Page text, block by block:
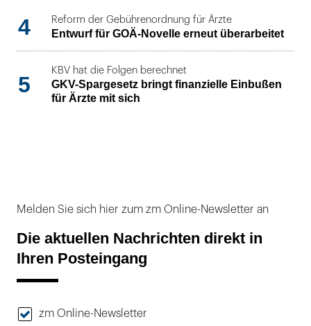
4 Reform der Gebührenordnung für Ärzte
Entwurf für GOÄ-Novelle erneut überarbeitet
5
KBV hat die Folgen berechnet
GKV-Spargesetz bringt finanzielle Einbußen
für Ärzte mit sich
Melden Sie sich hier zum zm Online-Newsletter an
Die aktuellen Nachrichten direkt in
Ihren Posteingang
zm Online-Newsletter